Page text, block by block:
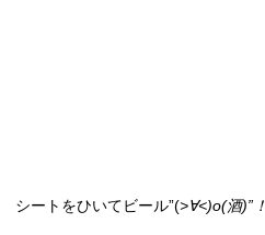
シートをひいてビール”(>∀<)o(酒)”！